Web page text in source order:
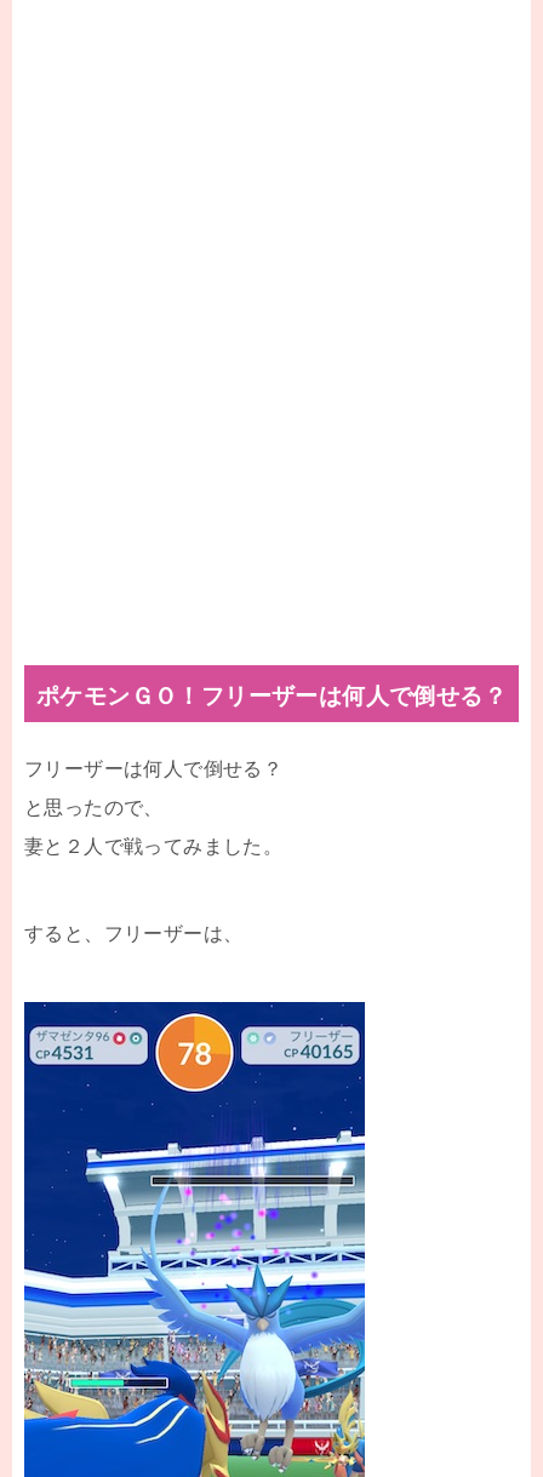
ポケモンＧＯ！フリーザーは何人で倒せる？
フリーザーは何人で倒せる？
と思ったので、
妻と２人で戦ってみました。
すると、フリーザーは、